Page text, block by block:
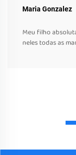
Maria Gonzalez
Meu filho
neles todas as